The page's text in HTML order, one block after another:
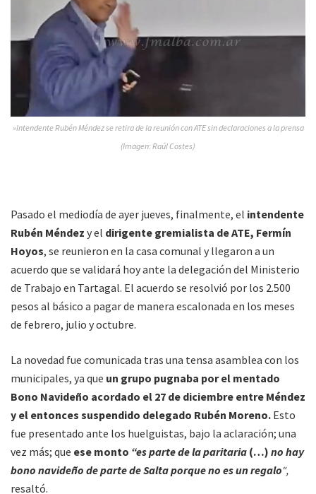
»Intendente Rubén Méndez se retira de la reunión con ATE sin declaraciones a la prensa
(Imagen: Raúl Costes)
Pasado el mediodía de ayer jueves, finalmente, el intendente
Rubén Méndez y el dirigente gremialista de ATE, Fermín
Hoyos, se reunieron en la casa comunal y llegaron a un
acuerdo que se validará hoy ante la delegación del Ministerio
de Trabajo en Tartagal. El acuerdo se resolvió por los 2.500
pesos al básico a pagar de manera escalonada en los meses
de febrero, julio y octubre.
La novedad fue comunicada tras una tensa asamblea con los
municipales, ya que un grupo pugnaba por el mentado
Bono Navideño acordado el 27 de diciembre entre Méndez
y el entonces suspendido delegado Rubén Moreno. Esto
fue presentado ante los huelguistas, bajo la aclaración; una
vez más; que ese monto “es parte de la paritaria (…) no hay
bono navideño de parte de Salta porque no es un regalo“,
resaltó.